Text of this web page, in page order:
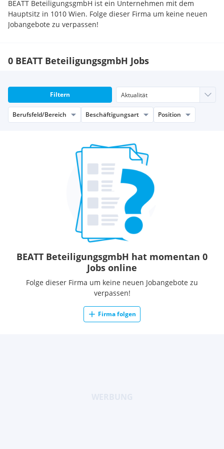
BEATT BeteiligungsgmbH ist ein Unternehmen mit dem
Hauptsitz in 1010 Wien. Folge dieser Firma um keine neuen
Jobangebote zu verpassen!
0 BEATT BeteiligungsgmbH Jobs
Filtern
Berufsfeld/Bereich Beschäftigungsart Position
BEATT BeteiligungsgmbH hat momentan 0
Jobs online
Folge dieser Firma um keine neuen Jobangebote zu
verpassen!
Firma folgen